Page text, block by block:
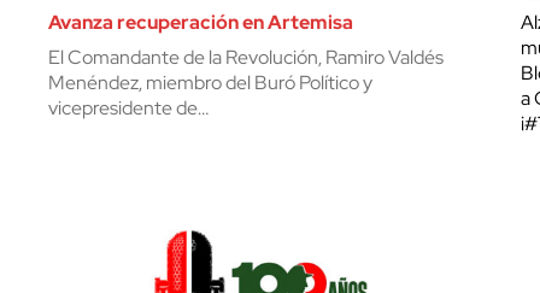
Avanza recuperación en Artemisa
El Comandante de la Revolución, Ramiro Valdés
Menéndez, miembro del Buró Político y
vicepresidente de…
a